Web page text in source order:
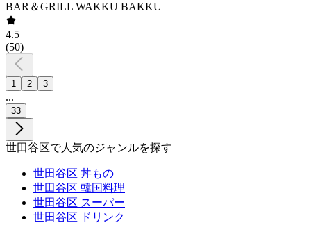
BAR＆GRILL WAKKU BAKKU
4.5
(50)
1 2 3
...
33
世田谷区で人気のジャンルを探す
世田谷区 丼もの
世田谷区 韓国料理
世田谷区 スーパー
世田谷区 ドリンク